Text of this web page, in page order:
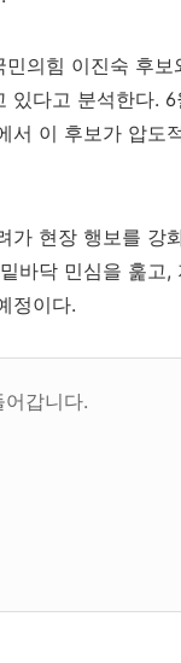
의힘 이진숙 후
있다고 분석한다.
이 후보가 압도
현장 행보를 강
바닥 민심을 훑고,
정이다.
갑니다.